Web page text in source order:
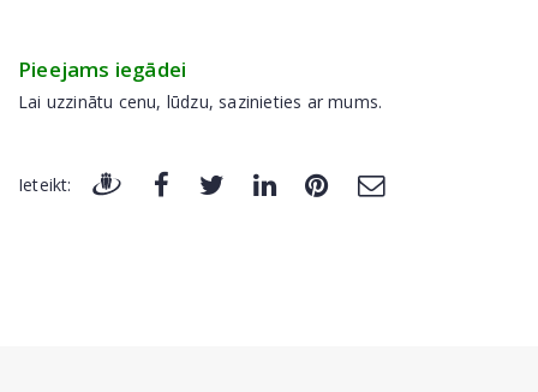
Pieejams iegādei
Lai uzzinātu cenu, lūdzu, sazinieties ar mums.
Ieteikt: